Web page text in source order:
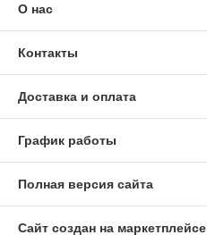
О нас
Контакты
Доставка и оплата
График работы
Полная версия сайта
Сайт создан на маркетплейсе